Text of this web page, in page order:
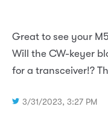
Great to see your
Will the CW-keyer
for a transceiver!?
3/31/2023, 3:27 PM